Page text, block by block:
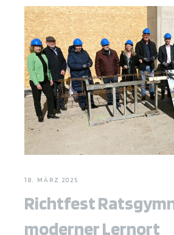
18. MÄRZ 2025
Richtfest
moderner Lernort